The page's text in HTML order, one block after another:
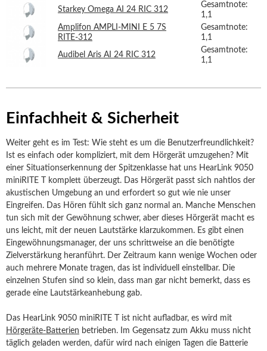
Starkey Omega AI 24 RIC 312
Gesamtnote:
1,1
Amplifon AMPLI-MINI E 5 7S
RITE-312
Gesamtnote:
1,1
Audibel Aris AI 24 RIC 312
Gesamtnote:
1,1
Einfachheit & Sicherheit
Weiter geht es im Test: Wie steht es um die Benutzerfreundlichkeit?
Ist es einfach oder kompliziert, mit dem Hörgerät umzugehen? Mit
einer Situationserkennung der Spitzenklasse hat uns HearLink 9050
miniRITE T komplett überzeugt. Das Hörgerät passt sich nahtlos der
akustischen Umgebung an und erfordert so gut wie nie unser
Eingreifen. Das Hören fühlt sich ganz normal an. Manche Menschen
tun sich mit der Gewöhnung schwer, aber dieses Hörgerät macht es
uns leicht, mit der neuen Lautstärke klarzukommen. Es gibt einen
Eingewöhnungsmanager, der uns schrittweise an die benötigte
Zielverstärkung heranführt. Der Zeitraum kann wenige Wochen oder
auch mehrere Monate tragen, das ist individuell einstellbar. Die
einzelnen Stufen sind so klein, dass man gar nicht bemerkt, dass es
gerade eine Lautstärkeanhebung gab.
Das HearLink 9050 miniRITE T ist nicht aufladbar, es wird mit
Hörgeräte-Batterien betrieben. Im Gegensatz zum Akku muss nicht
täglich geladen werden, dafür wird nach einigen Tagen die Batterie